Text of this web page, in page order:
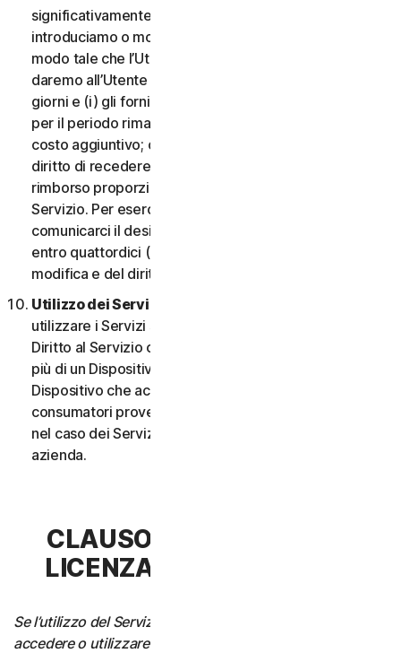
significativamente dannosa per l’Utente o
introduciamo o modifichiamo i criteri di idoneità in
modo tale che l’Utente non abbia più diritto ai Servizi,
daremo all’Utente un preavviso di quattordici (14)
giorni e (i) gli forniremo servizi comparabili o superiori
per il periodo rimanente del Servizio senza alcun
costo aggiuntivo; oppure (ii) concederemo all’Utente il
diritto di recedere dal contratto e ricevere un
rimborso proporzionale per il periodo rimanente del
Servizio. Per esercitare questo diritto, l’Utente deve
comunicarci il desiderio di rescindere il contratto
entro quattordici (14) giorni dalla notifica della
modifica e del diritto di rescissione.
Utilizzo dei Servizi in una rete.
utilizzare i Servizi su una rete a condizione che il
Diritto al Servizio consenta di accedere o utilizzarli su
più di un Dispositivo e a condizione che ogni
Dispositivo che accede a o utilizza i Servizi per i
consumatori provenga da un unico nucleo familiare o,
nel caso dei Servizi aziendali, da un’unica Piccola
azienda.
CLAUSOLA 3 - TERMINI DI
LICENZA DEL SOFTWARE
Se l’utilizzo del Servizio richiede di scaricare, installare,
accedere o utilizzare il Software su un Dispositivo, i